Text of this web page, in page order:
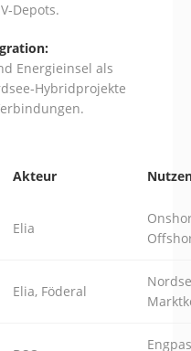
Energieinsel als
Akteur
Elia
Elia, Föderal